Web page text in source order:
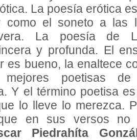
La poesía erótica
como el soneto a las
La poesía de
y profunda. El
es bueno, la enaltece
poetisas
Y el término poetisa
lo lleve lo merezca.
en sus versos
Piedrahíta